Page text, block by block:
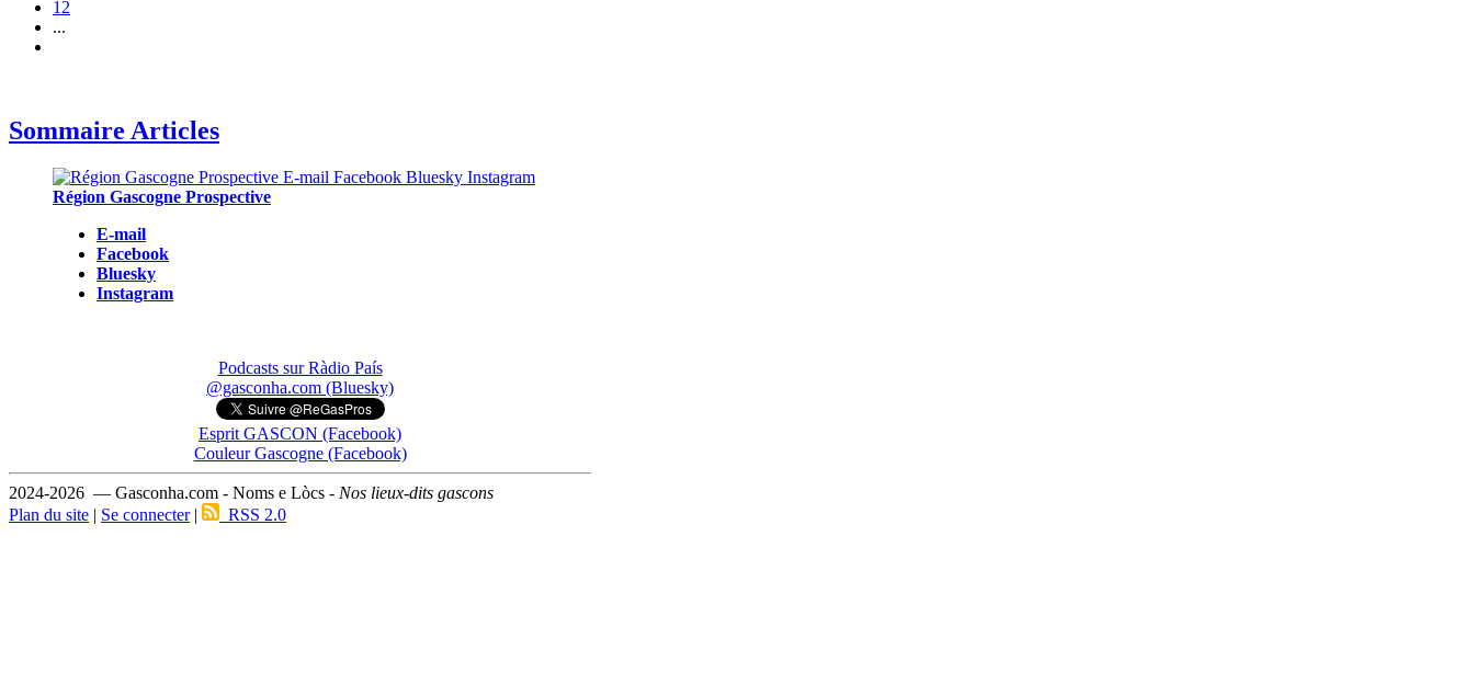
12
...
Sommaire Articles
Région Gascogne Prospective
E-mail
Facebook
Bluesky
Instagram
Podcasts sur Ràdio País
@gasconha.com (Bluesky)
Esprit GASCON (Facebook)
Couleur Gascogne (Facebook)
2024-2026 — Gasconha.com - Noms e Lòcs - Nos lieux-dits gascons
Plan du site | Se connecter| RSS 2.0